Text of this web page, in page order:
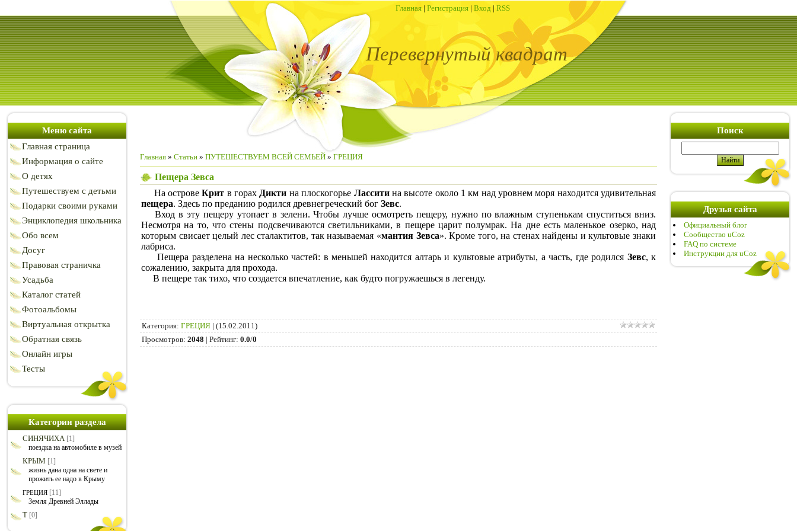
Главная | Регистрация | Вход | RSS
Перевернутый квадрат
Меню сайта
Главная страница
Информация о сайте
О детях
Путешествуем с детьми
Подарки своими руками
Энциклопедия школьника
Обо всем
Досуг
Правовая страничка
Усадьба
Каталог статей
Фотоальбомы
Виртуальная открытка
Обратная связь
Онлайн игры
Тесты
Категории раздела
СИНЯЧИХА [1]
поездка на автомобиле в музей
КРЫМ [1]
жизнь дана одна на свете и
прожить ее надо в Крыму
ГРЕЦИЯ [11]
Земля Древней Эллады
Т [0]
Главная » Статьи » ПУТЕШЕСТВУЕМ ВСЕЙ СЕМЬЕЙ » ГРЕЦИЯ
Пещера Зевса
На островеКрит в горах Дикти на плоскогорье Ласситина высоте около 1 км над уровнем моря находится удивительная
пещера. Здесь по преданию родился древнегреческий бог Зевс.
Вход в эту пещеру утопает в зелени. Чтобы лучше осмотреть пещеру, нужно по влажным ступенькам спуститься вниз.
Несмотря на то, что стены подсвечиваются светильниками, в пещере царит полумрак. На дне есть маленькое озерко, над
которым свисает целый лес сталактитов, так называемая «мантия Зевса». Кроме того, на стенах найдены и культовые знаки
лабриса.
Пещера разделена на несколько частей: в меньшей находится алтарь и культовые атрибуты, а часть, где родился Зевс, к
сожалению, закрыта для прохода.
В пещере так тихо, что создается впечатление, как будто погружаешься в легенду.
Категория: ГРЕЦИЯ | (15.02.2011)
Просмотров: 2048 | Рейтинг: 0.0/0
Поиск
Друзья сайта
Официальный блог
Сообщество uCoz
FAQ по системе
Инструкции для uCoz